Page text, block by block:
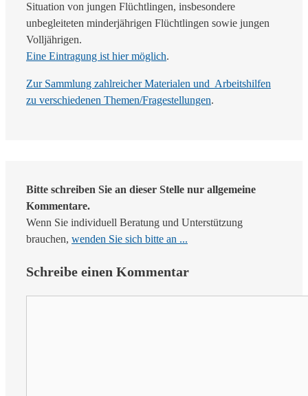
Situation von jungen Flüchtlingen, insbesondere
unbegleiteten minderjährigen Flüchtlingen sowie jungen
Volljährigen.
Eine Eintragung ist hier möglich.
Zur Sammlung zahlreicher Materialen und Arbeitshilfen
zu verschiedenen Themen/Fragestellungen.
Bitte schreiben Sie an dieser Stelle nur allgemeine
Kommentare.
Wenn Sie individuell Beratung und Unterstützung
brauchen, wenden Sie sich bitte an ...
Schreibe einen Kommentar